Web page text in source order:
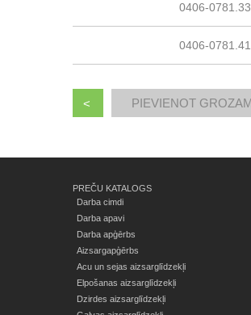
0406-0781.33
0406-0781.41
<
PREČU KATALOGS
Darba cimdi
Darba apavi
Darba apģērbs
Aizsargapģērbs
Acu un sejas aizsarglīdzekļi
Elpošanas aizsarglīdzekļi
Dzirdes aizsarglīdzekļi